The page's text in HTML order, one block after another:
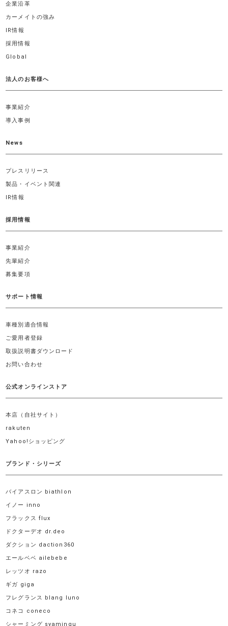
企業沿革
カーメイトの強み
IR情報
採用情報
Global
法人のお客様へ
事業紹介
導入事例
News
プレスリリース
製品・イベント関連
IR情報
採用情報
事業紹介
先輩紹介
募集要項
サポート情報
車種別適合情報
ご愛用者登録
取扱説明書ダウンロード
お問い合わせ
公式オンラインストア
本店（自社サイト）
rakuten
Yahoo!ショッピング
ブランド・シリーズ
バイアスロン biathlon
イノー inno
フラックス flux
ドクターデオ dr.deo
ダクション daction360
エールベベ ailebebe
レッツオ razo
ギガ giga
フレグランス blang luno
コネコ coneco
シャーミング syamingu